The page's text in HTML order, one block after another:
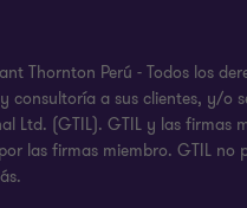
Thornton Perú - Todos los
consultoría a sus clientes, y/o
Ltd. (GTIL). GTIL y las firmas
las firmas miembro. GTIL no